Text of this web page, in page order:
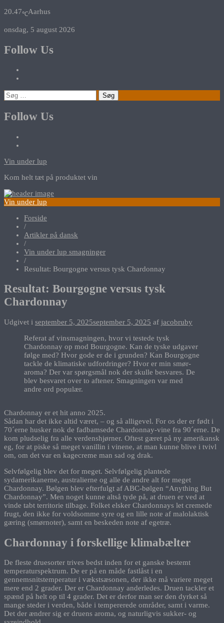
20.47℃Aarhus
onsdag, 5 august 2026
Follow Us
Søg
efter:
Follow Us
Vin under lup
Kom helt tæt på produktet vin
Vin under lup
Forside
/
Artikler på dansk
/
Vin under lup smagninger
/
Resultat: Bourgogne versus tysk Chardonnay
Resultat: Bourgogne versus tysk
Chardonnay
Udgivet i september 5, 2025september 5, 2025 af jacobruby
Referat af vinsmagningen, hvor vi testede tysk
Chardonnay op mod Bourgogne. Kan de tyske udgaver
følge med? Hvor gode er de i grunden? Kan Bourgogne
tackle de klimatiske udfordringer? Hvor er min smør-
aroma? Der var spørgsmål nok der skulle besvares. De
blev besvaret over to aftener. Smagningen var med
andre ord populær.
Chardonnay er et hit anno 2025.
Sådan har det ikke altid været, – og så alligevel. For os der er født i
70´erne husker nok de fadbamsede Chardonnay-vine fra 90´erne. De
kom pludselig fra alle verdenshjørner. Oftest gæret på ny amerikansk
eg, for at piske så meget vanillin i vinene, at man kunne blive i tvivl
om, om det var en kagecreme man sad og drak.
Selvfølgelig blev det for meget. Selvfølgelig plantede
sydamerikanerne, australierne og alle de andre alt for meget
Chardonnay. Bølgen blev efterfulgt af ABC-bølgen “Anything But
Chardonnay”. Men noget kunne altså tyde på, at druen er ved at
vinde tabt territorie tilbage. Folket elsker Chardonnays let cremede
frugt, den ikke for voldsomme syre og en lille note af malolaktisk
gæring (smørnoter), samt en beskeden note af egetræ.
Chardonnay i forskellige klimabælter
De fleste druesorter trives bedst inden for et ganske bestemt
temperaturspektrum. De er på en måde fastlåst i en
gennemsnitstemperatur i vækstsæsonen, der ikke må variere meget
mere end 2 grader. Der er Chardonnay anderledes. Druen tackler et
spænd på helt op til 4 grader. Det er derfor man ser den dyrket så
mange steder i verden, både i tempererede områder, samt i varme.
Det der ændrer sig er druens aroma, og naturligvis sukker- og